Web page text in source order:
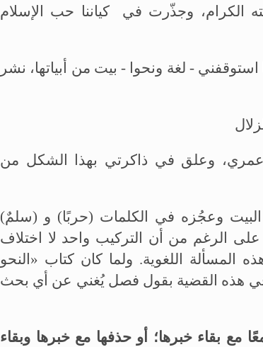
الكرام، وجذّرت في كياننا حب الإسلام
- لغة ونحوا - بيت من أبياتها، نشر
وعلق في ذاكرتي بهذا الشكل من
وعجُزه في الكلمات (حربًا) و (سلمٌ)
على الرغم من أن التركيب واحد لا اختلاف
اللغوية. ولما كان كتاب «النحو
هذه القضية بقول فصل يُغني عن أي بحث
بقاء خبرها؛ أو حذفها مع خبرها وبقاء